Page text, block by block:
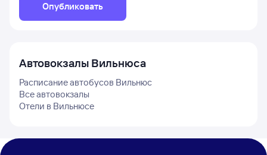
Опубликовать
Автовокзалы Вильнюса
Расписание автобусов Вильнюс
Все автовокзалы
Отели в Вильнюсе